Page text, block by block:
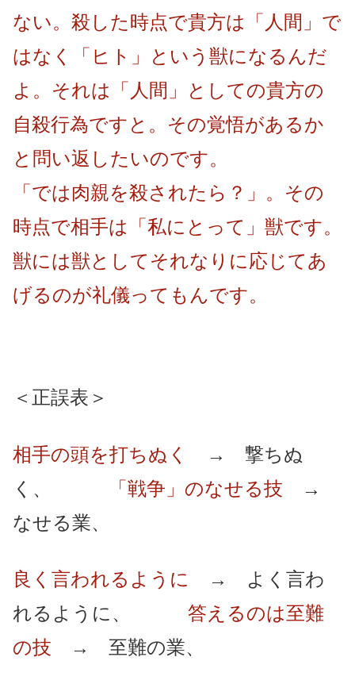
ない。殺した時点で貴方は「人間」で
はなく「ヒト」という獣になるんだ
よ。それは「人間」としての貴方の
自殺行為ですと。その覚悟があるか
と問い返したいのです。
「では肉親を殺されたら？」。その
時点で相手は「私にとって」獣です。
獣には獣としてそれなりに応じてあ
げるのが礼儀ってもんです。
＜正誤表＞
相手の頭を打ちぬく
→ 撃ちぬ
く、
「戦争」のなせる技 →
なせる業、
良く言われるように
→ よく言わ
れるように、 答えるのは至難
の技 → 至難の業、